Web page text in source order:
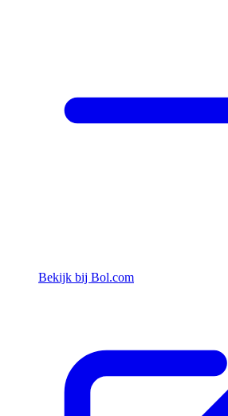
Bekijk bij Bol.com